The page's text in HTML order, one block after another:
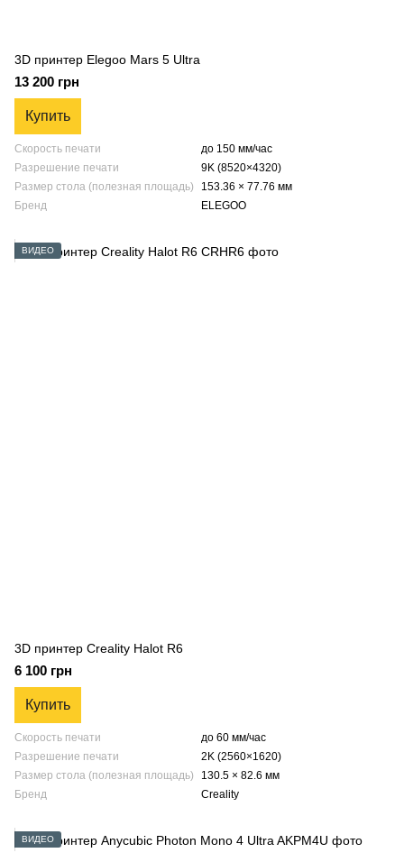
3D принтер Elegoo Mars 5 Ultra
13 200 грн
Купить
Скорость печати
до 150 мм/час
Разрешение печати
9K (8520×4320)
Размер стола (полезная площадь)
153.36 × 77.76 мм
Бренд
ELEGOO
ВИДЕО
3D принтер Creality Halot R6
6 100 грн
Купить
Скорость печати
до 60 мм/час
Разрешение печати
2K (2560×1620)
Размер стола (полезная площадь)
130.5 × 82.6 мм
Бренд
Creality
ВИДЕО